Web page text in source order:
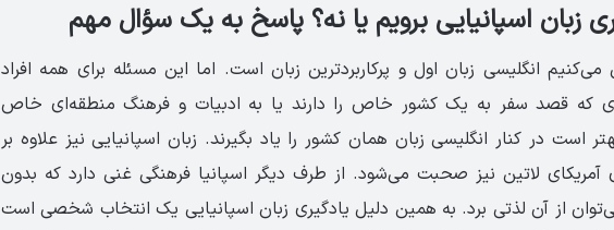
زبان اسپانیایی برویم یا نه؟ پاسخ به یک سؤال مهم
می‌کنیم انگلیسی ‌زبان اول و پرکاربردترین زبان است. اما این مسئله برای همه افراد
که قصد سفر به یک کشور خاص را دارند یا به ادبیات و فرهنگ منطقه‌ای خاص
است در کنار انگلیسی زبان همان کشور را یاد بگیرند. زبان اسپانیایی نیز علاوه بر
آمریکای لاتین نیز صحبت می‌شود. از طرف دیگر اسپانیا فرهنگی غنی دارد که بدون
از آن لذتی برد. به همین دلیل یادگیری زبان اسپانیایی یک انتخاب شخصی است